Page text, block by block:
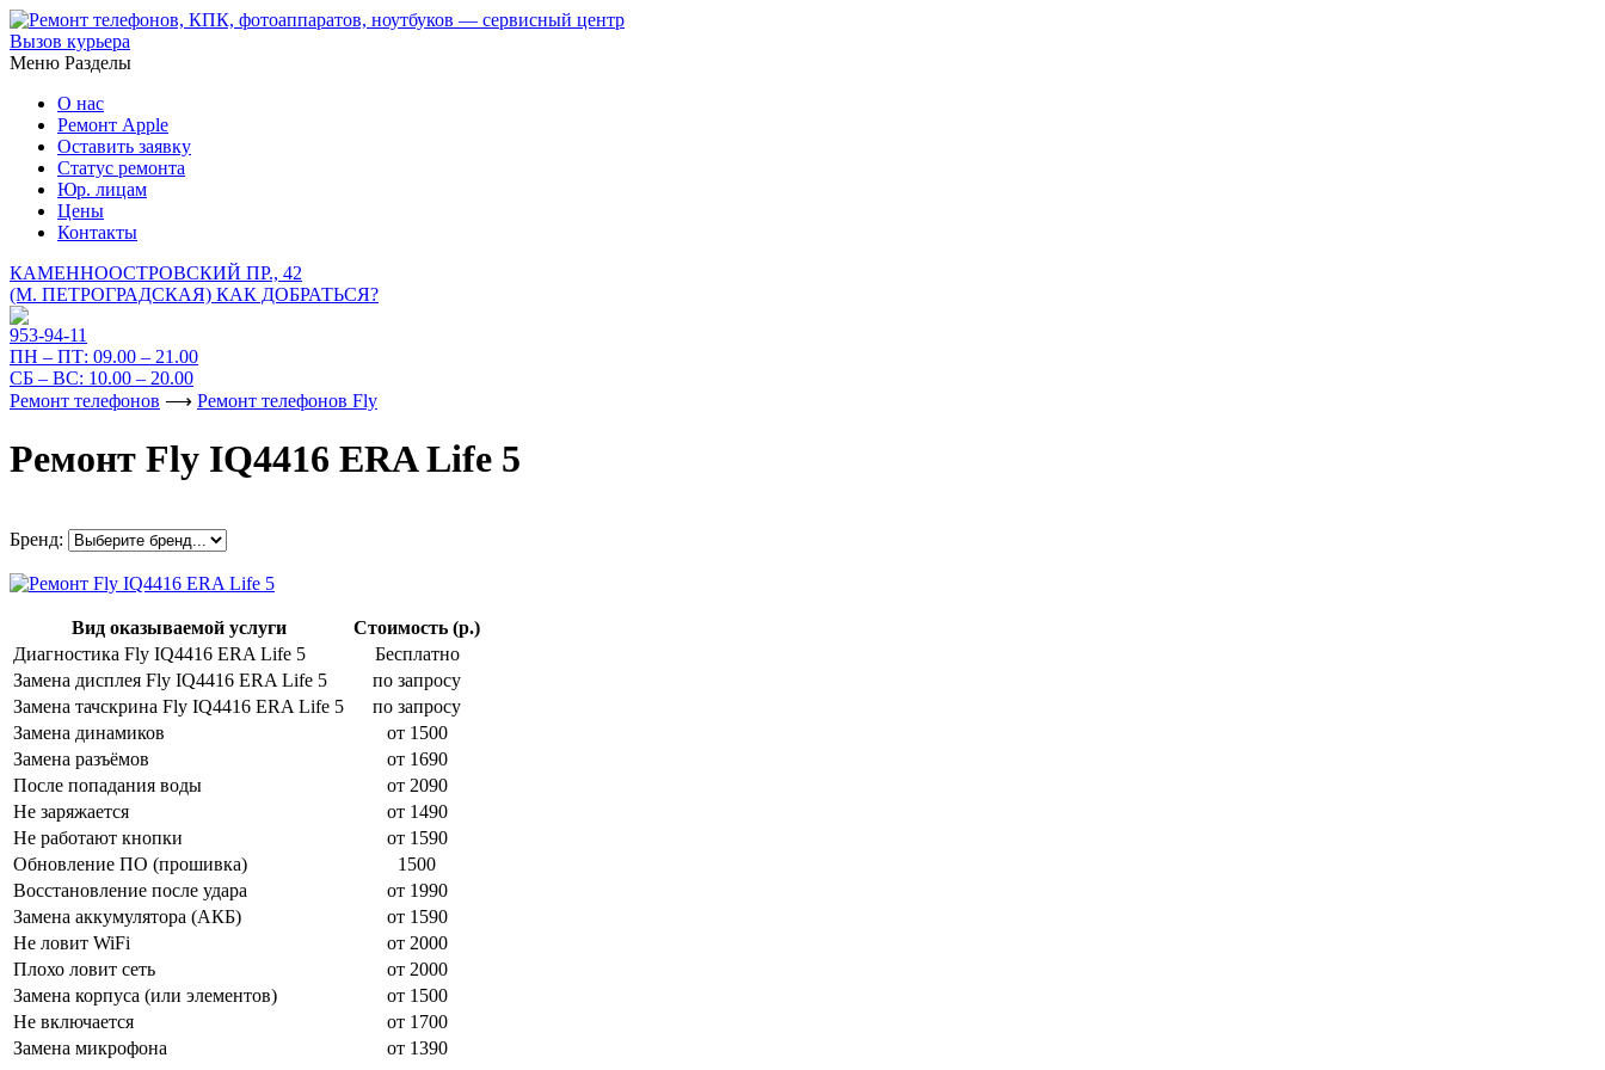
Вызов курьера
Меню Разделы
О нас
Ремонт Apple
Оставить заявку
Статус ремонта
Юр. лицам
Цены
Контакты
КАМЕННООСТРОВСКИЙ ПР., 42
(М. ПЕТРОГРАДСКАЯ) КАК ДОБРАТЬСЯ?
953-94-11
ПН – ПТ: 09.00 – 21.00
СБ – ВС: 10.00 – 20.00
Ремонт телефонов ⟶ Ремонт телефонов Fly
Ремонт Fly IQ4416 ERA Life 5
Бренд:
Вид оказываемой услуги
Стоимость (р.)
Диагностика Fly IQ4416 ERA Life 5
Бесплатно
Замена дисплея Fly IQ4416 ERA Life 5
по запросу
Замена тачскрина Fly IQ4416 ERA Life 5
по запросу
Замена динамиков
от 1500
Замена разъёмов
от 1690
После попадания воды
от 2090
Не заряжается
от 1490
Не работают кнопки
от 1590
Обновление ПО (прошивка)
1500
Восстановление после удара
от 1990
Замена аккумулятора (АКБ)
от 1590
Не ловит WiFi
от 2000
Плохо ловит сеть
от 2000
Замена корпуса (или элементов)
от 1500
Не включается
от 1700
Замена микрофона
от 1390